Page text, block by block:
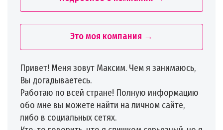
Это моя компания →
Привет! Меня зовут Максим. Чем я занимаюсь,
Вы догадываетесь.
Работаю по всей стране! Полную информацию
обо мне вы можете найти на личном сайте,
либо в социальных сетях.